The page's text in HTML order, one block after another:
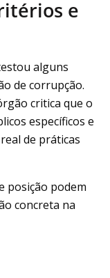
e
alguns
de corrupção.
critica que o
específicos e
de práticas
posição podem
concreta na